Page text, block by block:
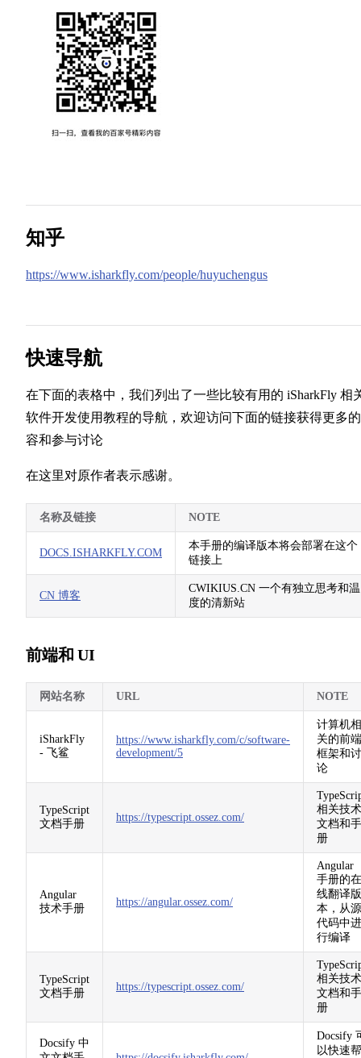
知乎
https://www.isharkfly.com/people/huyuchengus
快速导航
在下面的表格中，我们列出了一些比较有用的 iSharkFly 相
软件开发使用教程的导航，欢迎访问下面的链接获得更多
容和参与讨论
在这里对原作者表示感谢。
名称及链接 NOTE
DOCS.ISHARKFLY.COM
本手册的编译版本将会部署在这个
链接上
CN 博客
CWIKIUS.CN 一个有独立思考和温
度的清新站
前端和 UI
网站名称 URL NOTE
iSharkFly
- 飞鲨
https://www.isharkfly.com/c/software-
development/5
计算机相
关的前端
框架和讨
论
TypeScript
文档手册
https://typescript.ossez.com/
相关技术
文档和手
册
Angular
技术手册
https://angular.ossez.com/
Angular
手册的在
线翻译版
本，从源
代码中进
行编译
TypeScript
文档手册
https://typescript.ossez.com/
相关技术
文档和手
册
Docsify 中
Docsify
以快速帮